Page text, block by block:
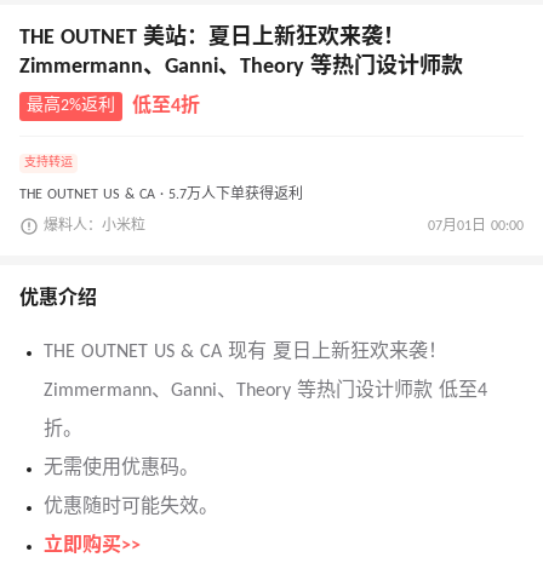
THE OUTNET 美站：夏日上新狂欢来袭！
Zimmermann、Ganni、Theory 等热门设计师款
最高2%返利 低至4折
支持转运
THE OUTNET US & CA · 5.7万人下单获得返利
爆料人：小米粒 07月01日 00:00
优惠介绍
THE OUTNET US & CA 现有 夏日上新狂欢来袭！
Zimmermann、Ganni、Theory 等热门设计师款 低至4
折。
无需使用优惠码。
优惠随时可能失效。
立即购买>>